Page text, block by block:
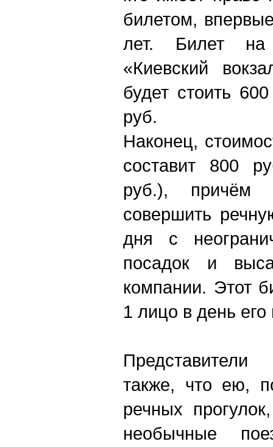
билетом,
лет. Билет на
«Киевский
будет стоить
руб.
Наконец,
составит 800
руб.), причём
совершить
дня с
посадок и
компании. Этот
1 лицо в день
также, что ею,
речных
необычные